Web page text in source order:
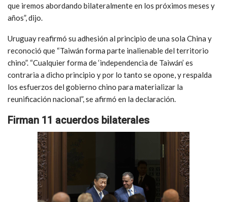
que iremos abordando bilateralmente en los próximos meses y
años”, dijo.
Uruguay reafirmó su adhesión al principio de una sola China y
reconoció que “Taiwán forma parte inalienable del territorio
chino”. “Cualquier forma de ‘independencia de Taiwán’ es
contraria a dicho principio y por lo tanto se opone, y respalda
los esfuerzos del gobierno chino para materializar la
reunificación nacional”, se afirmó en la declaración.
Firman 11 acuerdos bilaterales